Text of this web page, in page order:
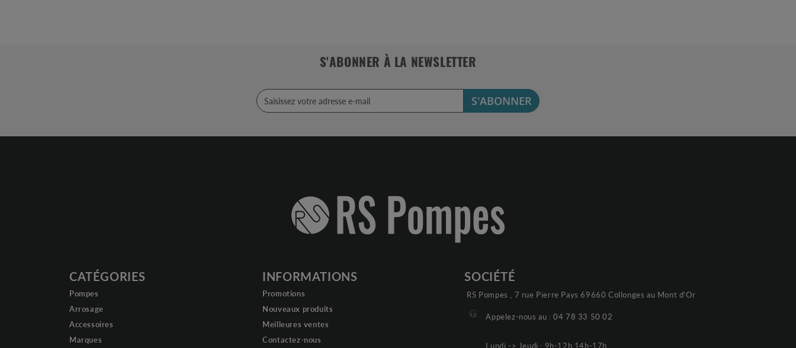
S'ABONNER À LA NEWSLETTER
S'ABONNER
CATÉGORIES
Pompes
Arrosage
Accessoires
Marques
INFORMATIONS
Promotions
Nouveaux produits
Meilleures ventes
Contactez-nous
SOCIÉTÉ
RS Pompes , 7 rue Pierre Pays 69660 Collonges au Mont d'Or
Appelez-nous au :04 78 33 50 02
Lundi -> Jeudi : 9h-12h 14h-17h